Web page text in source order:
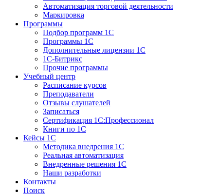
Автоматизация торговой деятельности
Маркировка
Программы
Подбор программ 1С
Программы 1С
Дополнительные лицензии 1С
1С-Битрикс
Прочие программы
Учебный центр
Расписание курсов
Преподаватели
Отзывы слушателей
Записаться
Сертификация 1С:Профессионал
Книги по 1С
Кейсы 1С
Методика внедрения 1С
Реальная автоматизация
Внедренные решения 1С
Наши разработки
Контакты
Поиск